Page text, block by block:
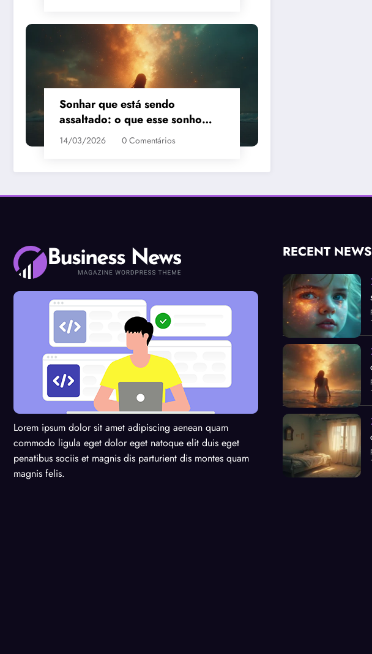
Sonhar que está sendo
assaltado: o que esse sonho
quer te dizer?
14/03/2026 0 Comentários
Lorem ipsum dolor sit amet adipiscing aenean quam
commodo ligula eget dolor eget natoque elit duis eget
penatibus sociis et magnis dis parturient dis montes quam
magnis felis.
RECENT NEWS